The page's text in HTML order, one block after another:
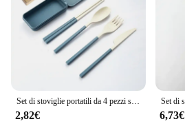
2,82€ 6,73€